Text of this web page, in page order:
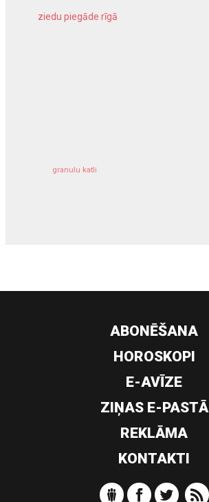
ziedu piegāde rīgā
granulu katli
ABONĒŠANA
HOROSKOPI
E-AVĪZE
ZIŅAS E-PASTĀ
REKLĀMA
KONTAKTI